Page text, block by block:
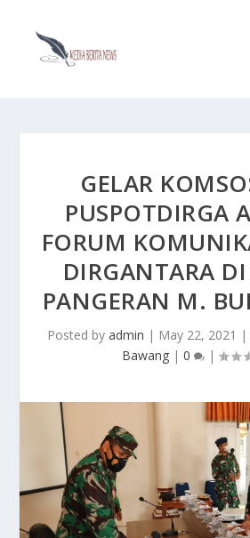
GELAR
PUSPOTDIRGA
FORUM
DIRGANTARA
PANGERAN M.
Posted by admin | May 22, 2021 |
Bawang| 0 |